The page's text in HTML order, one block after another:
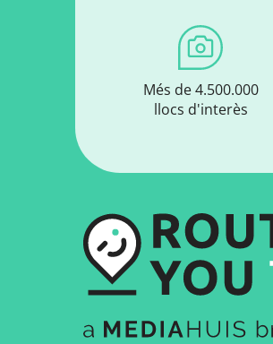
Més de 4.500.000
llocs d'interès